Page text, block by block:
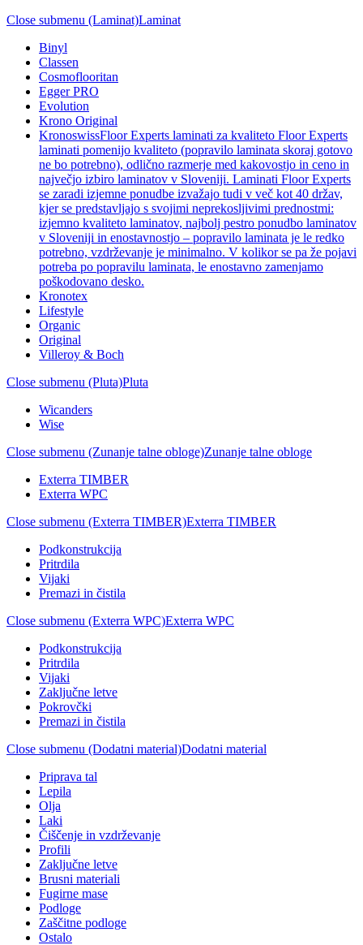
Close submenu (Laminat)Laminat
Binyl
Classen
Cosmoflooritan
Egger PRO
Evolution
Krono Original
KronoswissFloor Experts laminati za kvaliteto Floor Experts
laminati pomenijo kvaliteto (popravilo laminata skoraj gotovo
ne bo potrebno), odlično razmerje med kakovostjo in ceno in
največjo izbiro laminatov v Sloveniji. Laminati Floor Experts
se zaradi izjemne ponudbe izvažajo tudi v več kot 40 držav,
kjer se predstavljajo s svojimi neprekosljivimi prednostmi:
izjemno kvaliteto laminatov, najbolj pestro ponudbo laminatov
v Sloveniji in enostavnostjo – popravilo laminata je le redko
potrebno, vzdrževanje je minimalno. V kolikor se pa že pojavi
potreba po popravilu laminata, le enostavno zamenjamo
poškodovano desko.
Kronotex
Lifestyle
Organic
Original
Villeroy & Boch
Close submenu (Pluta)Pluta
Wicanders
Wise
Close submenu (Zunanje talne obloge)Zunanje talne obloge
Exterra TIMBER
Exterra WPC
Close submenu (Exterra TIMBER)Exterra TIMBER
Podkonstrukcija
Pritrdila
Vijaki
Premazi in čistila
Close submenu (Exterra WPC)Exterra WPC
Podkonstrukcija
Pritrdila
Vijaki
Zaključne letve
Pokrovčki
Premazi in čistila
Close submenu (Dodatni material)Dodatni material
Priprava tal
Lepila
Olja
Laki
Čiščenje in vzdrževanje
Profili
Zaključne letve
Brusni materiali
Fugirne mase
Podloge
Zaščitne podloge
Ostalo